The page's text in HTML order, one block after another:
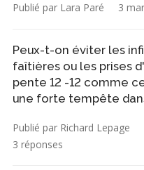
Publié par Lara Paré 3
Peux-t-on éviter les
faîtières ou les prises
pente 12 -12 comme
une forte tempête
Publié par Richard Lepage
3 réponses